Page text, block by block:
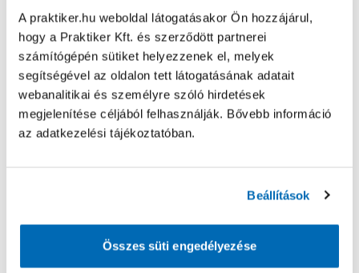
A praktiker.hu weboldal látogatásakor Ön hozzájárul,
hogy a Praktiker Kft. és szerződött partnerei
számítógépén sütiket helyezzenek el, melyek
segítségével az oldalon tett látogatásának adatait
webanalitikai és személyre szóló hirdetések
megjelenítése céljából felhasználják. Bővebb információ
az adatkezelési tájékoztatóban.
Beállítások
Összes süti engedélyezése
Oldal újratöltése